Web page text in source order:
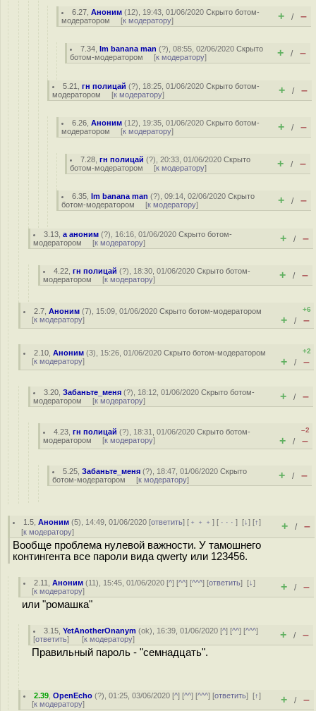
6.27 ,Аноним (12), 19:43, 01/06/2020Скрыто ботом-
модератором [к модератору] + / –
7.34 ,Im banana man (?), 08:55, 02/06/2020Скрыто
ботом-модератором [к модератору] + / –
5.21 ,гн полицай (?), 18:25, 01/06/2020Скрыто ботом-
модератором [к модератору] + / –
6.26 ,Аноним (12), 19:35, 01/06/2020Скрыто ботом-
модератором [к модератору] + / –
7.28 ,гн полицай (?), 20:33, 01/06/2020Скрыто
ботом-модератором [к модератору] + / –
6.35 ,Im banana man (?), 09:14, 02/06/2020Скрыто
ботом-модератором [к модератору] + / –
3.13 ,а аноним (?), 16:16, 01/06/2020Скрыто ботом-
модератором [к модератору] + / –
4.22 ,гн полицай (?), 18:30, 01/06/2020Скрыто ботом-
модератором [к модератору] + / –
2.7 ,Аноним (7), 15:09, 01/06/2020Скрыто ботом-модератором
[к модератору]
+6
+ / –
2.10 ,Аноним (3), 15:26, 01/06/2020Скрыто ботом-модератором
[к модератору]
+2
+ / –
3.20 ,Забаньте_меня (?), 18:12, 01/06/2020Скрыто ботом-
модератором [к модератору] + / –
4.23 ,гн полицай (?), 18:31, 01/06/2020Скрыто ботом-
модератором [к модератору]
–2
+ / –
5.25 ,Забаньте_меня (?), 18:47, 01/06/2020Скрыто
ботом-модератором [к модератору] + / –
1.5 ,Аноним (5), 14:49, 01/06/2020 [ответить] [ ﹢﹢﹢] [ · · ·][↓] [↑]
[к модератору] + / –
Вообще проблема нулевой важности. У тамошнего
контингента все пароли вида qwerty или 123456.
2.11 ,Аноним (11), 15:45, 01/06/2020 [^] [^^] [^^^] [ответить][↓]
[к модератору] + / –
или "ромашка"
3.15 ,YetAnotherOnanym (ok), 16:39, 01/06/2020 [^] [^^] [^^^]
[ответить] [к модератору] + / –
Правильный пароль - "семнадцать".
2.39 ,OpenEcho (?), 01:25, 03/06/2020 [^] [^^] [^^^] [ответить][↑]
[к модератору] + / –